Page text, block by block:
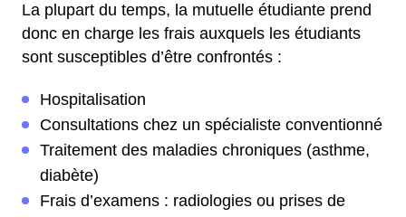
La plupart du temps, la mutuelle étudiante prend
donc en charge les frais auxquels les étudiants
sont susceptibles d’être confrontés :
Hospitalisation
Consultations chez un spécialiste conventionné
Traitement des maladies chroniques (asthme,
diabète)
Frais d’examens : radiologies ou prises de